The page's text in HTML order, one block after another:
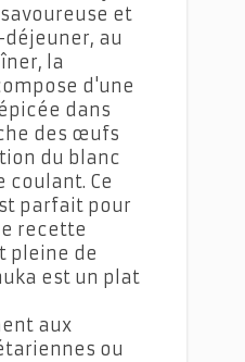
et
au
la
d'une
dans
des œufs
du blanc
coulant. Ce
parfait pour
recette
pleine de
est un plat
aux
ou